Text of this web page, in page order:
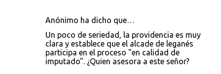
Anónimo ha dicho que…
Un poco de seriedad, la providencia es muy
clara y establece que el alcade de leganés
participa en el proceso "en calidad de
imputado". ¿Quien asesora a este señor?